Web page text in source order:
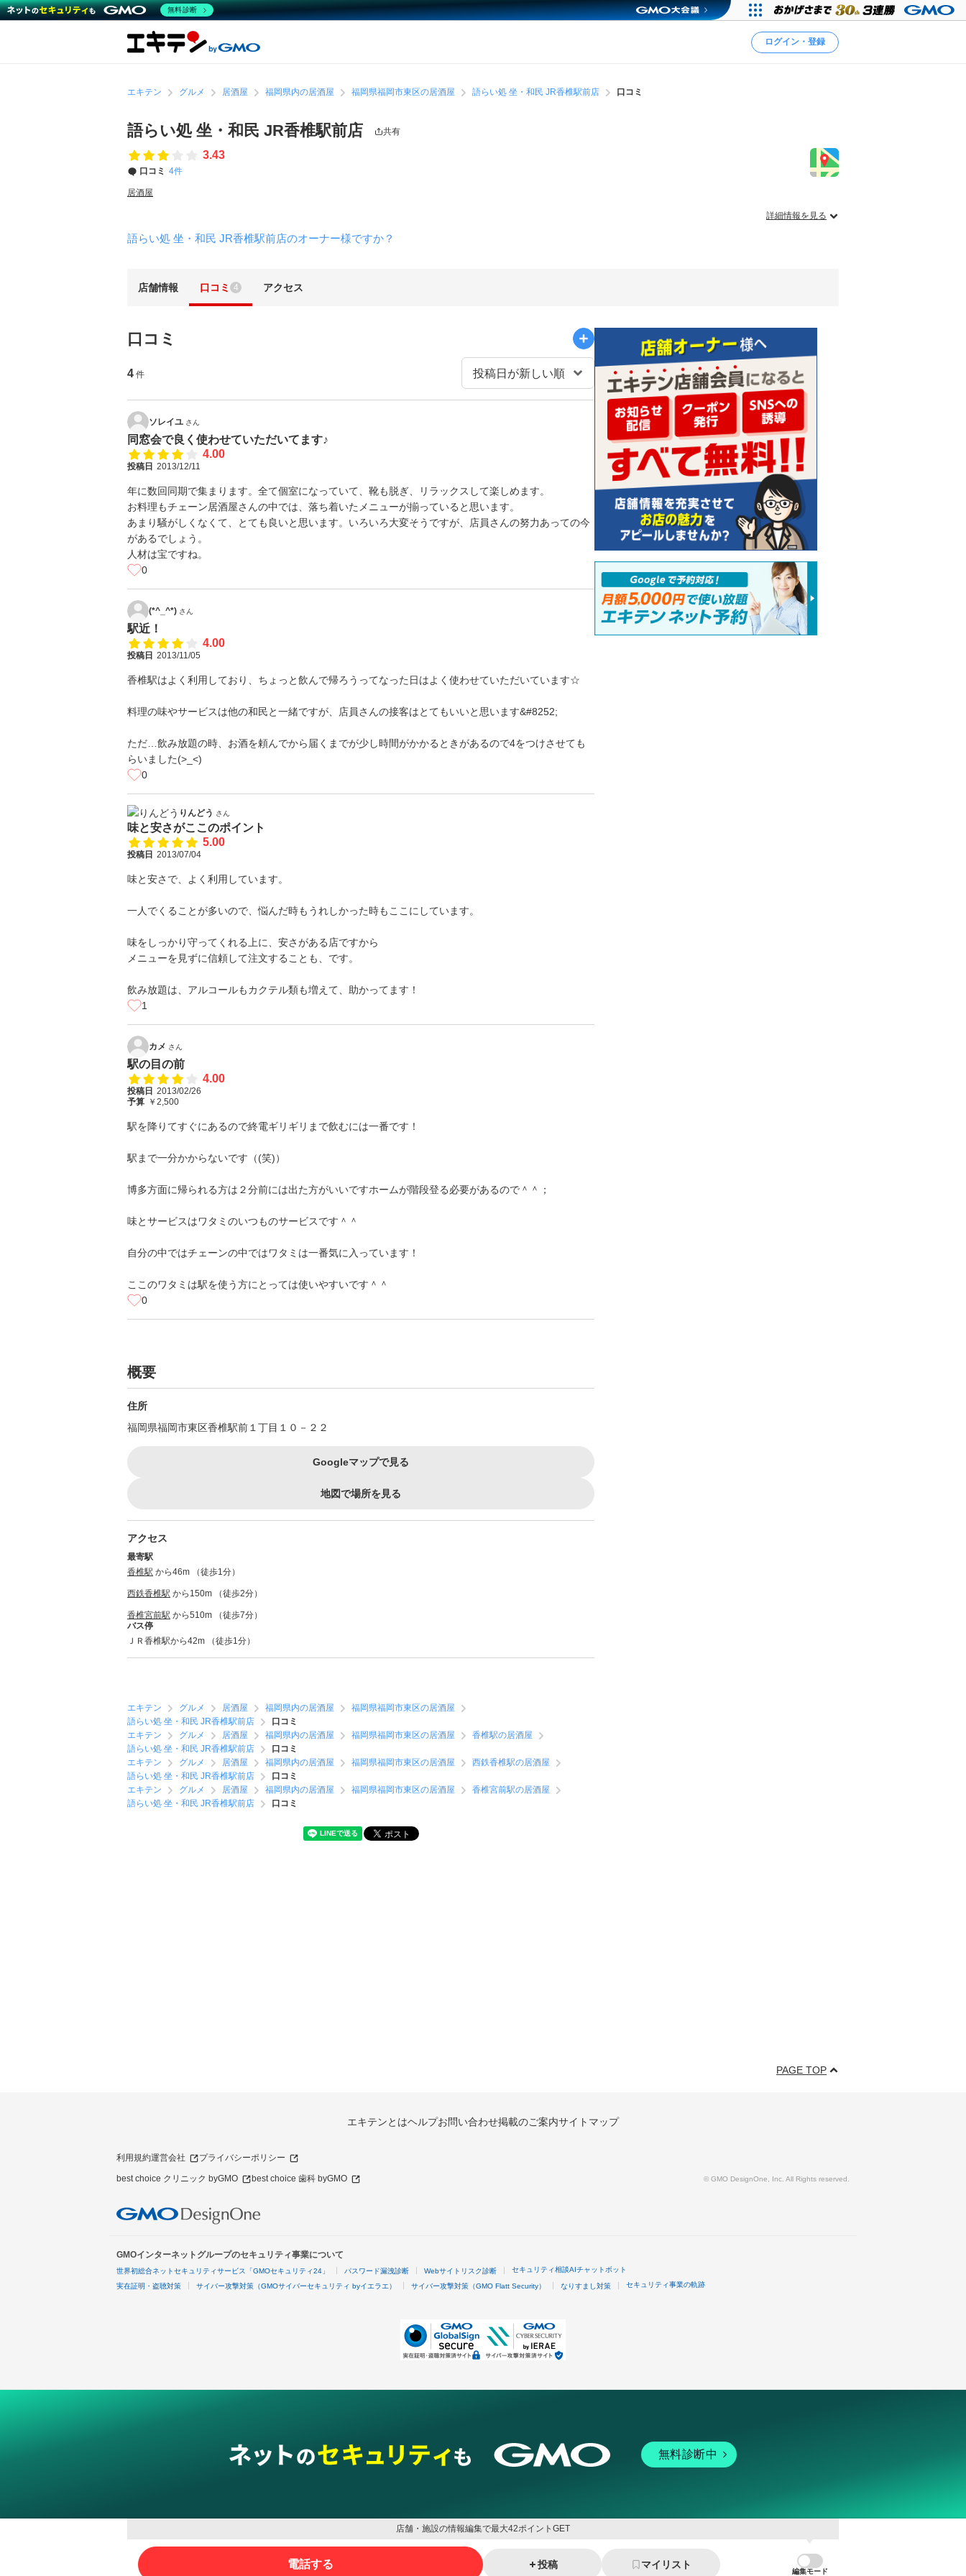
ログイン・登録
エキテン グルメ 居酒屋 福岡県内の居酒屋 福岡県福岡市東区の居酒屋 語らい処 坐・和民 JR香椎駅前店 口コミ
語らい処 坐・和民 JR香椎駅前店 共有
3.43
口コミ 4件
居酒屋
詳細情報を見る
語らい処 坐・和民 JR香椎駅前店のオーナー様ですか？
店舗情報 口コミ 4 アクセス
口コミ
4 件
ソレイユ さん
同窓会で良く使わせていただいてます♪
4.00
投稿日 2013/12/11
年に数回同期で集まります。全て個室になっていて、靴も脱ぎ、リラックスして楽しめます。
お料理もチェーン居酒屋さんの中では、落ち着いたメニューが揃っていると思います。
あまり騒がしくなくて、とても良いと思います。いろいろ大変そうですが、店員さんの努力あっての今
があるでしょう。
人材は宝ですね。
0
(*^_^*) さん
駅近！
4.00
投稿日 2013/11/05
香椎駅はよく利用しており、ちょっと飲んで帰ろうってなった日はよく使わせていただいています☆
料理の味やサービスは他の和民と一緒ですが、店員さんの接客はとてもいいと思います&#8252;
ただ…飲み放題の時、お酒を頼んでから届くまでが少し時間がかかるときがあるので4をつけさせても
らいました(>_<)
0
りんどう さん
味と安さがここのポイント
5.00
投稿日 2013/07/04
味と安さで、よく利用しています。
一人でくることが多いので、悩んだ時もうれしかった時もここにしています。
味をしっかり守ってくれる上に、安さがある店ですから
メニューを見ずに信頼して注文することも、です。
飲み放題は、アルコールもカクテル類も増えて、助かってます！
1
カメ さん
駅の目の前
4.00
投稿日 2013/02/26
予算 ￥2,500
駅を降りてすぐにあるので終電ギリギリまで飲むには一番です！
駅まで一分かからないです（(笑)）
博多方面に帰られる方は２分前には出た方がいいですホームが階段登る必要があるので＾＾；
味とサービスはワタミのいつものサービスです＾＾
自分の中ではチェーンの中ではワタミは一番気に入っています！
ここのワタミは駅を使う方にとっては使いやすいです＾＾
0
概要
住所
福岡県福岡市東区香椎駅前１丁目１０－２２
Googleマップで見る
地図で場所を見る
アクセス
最寄駅
香椎駅 から46m （徒歩1分）
西鉄香椎駅 から150m （徒歩2分）
香椎宮前駅 から510m （徒歩7分）
バス停
ＪＲ香椎駅から42m （徒歩1分）
エキテン グルメ 居酒屋 福岡県内の居酒屋
福岡県福岡市東区の居酒屋
語らい処 坐・和民 JR香椎駅前店
口コミ
エキテン
グルメ 居酒屋 福岡県内の居酒屋 福岡県福岡市東区の居酒屋
香椎駅の居酒屋
語らい処 坐・和民 JR香椎駅前店
口コミ
エキテン
グルメ 居酒屋 福岡県内の居酒屋 福岡県福岡市東区の居酒屋
西鉄香椎駅の居酒屋
語らい処 坐・和民 JR香椎駅前店
口コミ
エキテン
グルメ 居酒屋 福岡県内の居酒屋 福岡県福岡市東区の居酒屋
香椎宮前駅の居酒屋
語らい処 坐・和民 JR香椎駅前店
口コミ
PAGE TOP
エキテンとはヘルプお問い合わせ掲載のご案内サイトマップ
利用規約運営会社 プライバシーポリシー
best choice クリニック byGMO best choice 歯科 byGMO © GMO DesignOne, Inc. All Rights reserved.
GMOインターネットグループのセキュリティ事業について
世界初総合ネットセキュリティサービス「GMOセキュリティ24」 パスワード漏洩診断 Webサイトリスク診断 セキュリティ相談AIチャットボット
実在証明・盗聴対策 サイバー攻撃対策（GMOサイバーセキュリティ byイエラエ） サイバー攻撃対策（GMO Flatt Security） なりすまし対策 セキュリティ事業の軌跡
無料診断中
グループサービス
店舗・施設の情報編集で最大42ポイントGET
電話する 投稿 マイリスト
編集モード
無料診断